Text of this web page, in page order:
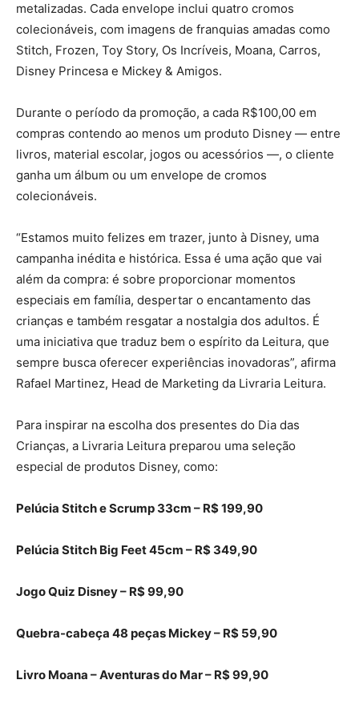
metalizadas. Cada envelope inclui quatro cromos
colecionáveis, com imagens de franquias amadas como
Stitch, Frozen, Toy Story, Os Incríveis, Moana, Carros,
Disney Princesa e Mickey & Amigos.
Durante o período da promoção, a cada R$100,00 em
compras contendo ao menos um produto Disney — entre
livros, material escolar, jogos ou acessórios —, o cliente
ganha um álbum ou um envelope de cromos
colecionáveis.
“Estamos muito felizes em trazer, junto à Disney, uma
campanha inédita e histórica. Essa é uma ação que vai
além da compra: é sobre proporcionar momentos
especiais em família, despertar o encantamento das
crianças e também resgatar a nostalgia dos adultos. É
uma iniciativa que traduz bem o espírito da Leitura, que
sempre busca oferecer experiências inovadoras”, afirma
Rafael Martinez, Head de Marketing da Livraria Leitura.
Para inspirar na escolha dos presentes do Dia das
Crianças, a Livraria Leitura preparou uma seleção
especial de produtos Disney, como:
Pelúcia Stitch e Scrump 33cm – R$ 199,90
Pelúcia Stitch Big Feet 45cm – R$ 349,90
Jogo Quiz Disney – R$ 99,90
Quebra-cabeça 48 peças Mickey – R$ 59,90
Livro Moana – Aventuras do Mar – R$ 99,90